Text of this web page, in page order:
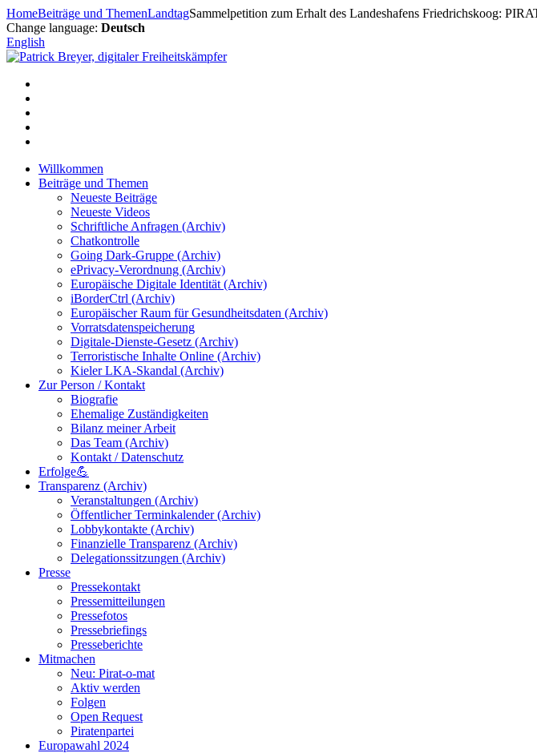
Zum
Inhalt
springen
HomeBeiträge und ThemenLandtagSammelpetition zum Erhalt des Landeshafens Friedrichskoog:
Change language: Deutsch
English
Willkommen
Beiträge und Themen
Neueste Beiträge
Neueste Videos
Schriftliche Anfragen (Archiv)
Chatkontrolle
Going Dark-Gruppe (Archiv)
ePrivacy-Verordnung (Archiv)
Europäische Digitale Identität (Archiv)
iBorderCtrl (Archiv)
Europäischer Raum für Gesundheitsdaten (Archiv)
Vorratsdatenspeicherung
Digitale-Dienste-Gesetz (Archiv)
Terroristische Inhalte Online (Archiv)
Kieler LKA-Skandal (Archiv)
Zur Person / Kontakt
Biografie
Ehemalige Zuständigkeiten
Bilanz meiner Arbeit
Das Team (Archiv)
Kontakt / Datenschutz
Erfolge💪
Transparenz (Archiv)
Veranstaltungen (Archiv)
Öffentlicher Terminkalender (Archiv)
Lobbykontakte (Archiv)
Finanzielle Transparenz (Archiv)
Delegationssitzungen (Archiv)
Presse
Pressekontakt
Pressemitteilungen
Pressefotos
Pressebriefings
Presseberichte
Mitmachen
Neu: Pirat-o-mat
Aktiv werden
Folgen
Open Request
Piratenpartei
Europawahl 2024